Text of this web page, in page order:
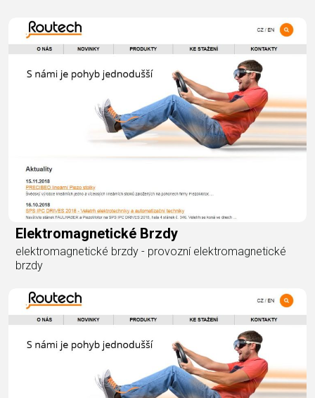
Elektromagnetické Brzdy
elektromagnetické brzdy - provozní elektromagnetické
brzdy